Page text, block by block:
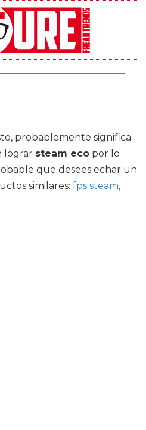
probablemente significa
lograr steam eco por lo
que desees echar un
similares: fps steam,